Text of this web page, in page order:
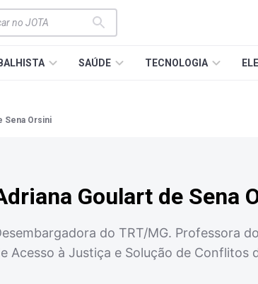
SAÚDE TECNOLOGIA
Sena Orsini
Goulart de Sena
do TRT/MG. Professora
Acesso à Justiça e Solução de Conflitos